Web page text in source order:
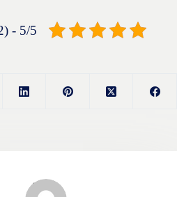
5/5 - (2 صوتين)